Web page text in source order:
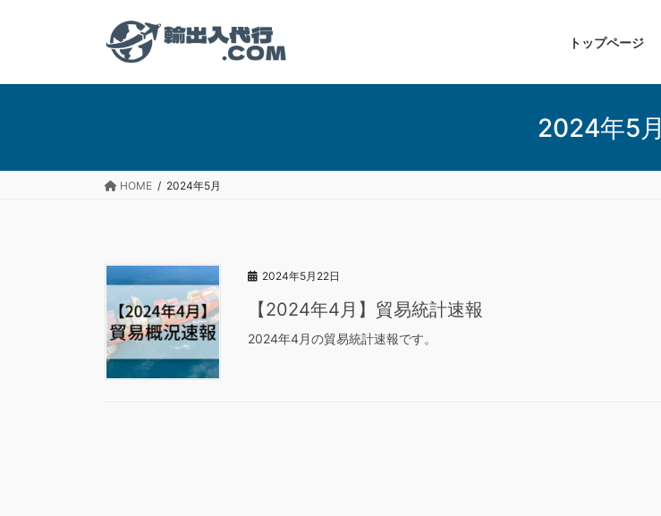
トップページ
2024年5月
HOME 2024年5月
2024年5月22日
【2024年4月】貿易統計速報
2024年4月の貿易統計速報です。